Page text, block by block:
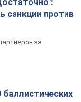
санкции против
за
баллистических